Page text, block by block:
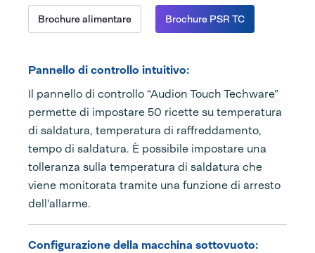
Brochure alimentare Brochure PSR TC
Pannello di controllo intuitivo:
Il pannello di controllo “Audion Touch Techware”
permette di impostare 50 ricette su temperatura
di saldatura, temperatura di raffreddamento,
tempo di saldatura. È possibile impostare una
tolleranza sulla temperatura di saldatura che
viene monitorata tramite una funzione di arresto
dell'allarme.
Configurazione della macchina sottovuoto: